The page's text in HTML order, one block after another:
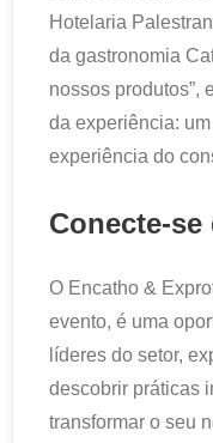
Hotelaria
da gastronomia
nossos produtos”,
da experiência:
experiência do
Conecte-se
O Encatho &
evento, é uma
líderes do setor,
descobrir práticas
transformar o seu